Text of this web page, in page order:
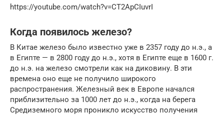
https://youtube.com/watch?v=CT2ApCIuvrI
Когда появилось железо?
В Китае железо было известно уже в 2357 году до н.э., а
в Египте — в 2800 году до н.э., хотя в Египте еще в 1600 г.
до н.э. на железо смотрели как на диковину. В эти
времена оно еще не получило широкого
распространения. Железный век в Европе начался
приблизительно за 1000 лет до н.э., когда на берега
Средиземного моря проникло искусство получения